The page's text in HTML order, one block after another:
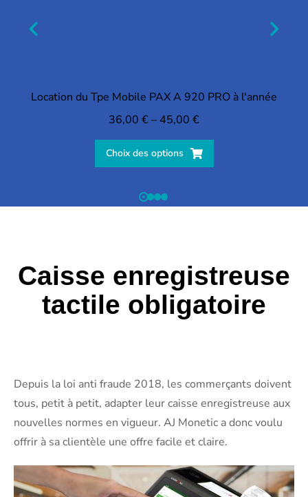
Location du Tpe Mobile PAX A 920 PRO à l'année
36,00€– 45,00€
Choix des options
Caisse enregistreuse
tactile obligatoire
Depuis la loi anti fraude 2018, les commerçants doivent
tous, petit à petit, adapter leur caisse enregistreuse aux
nouvelles normes en vigueur. AJ Monetic a donc voulu
offrir à sa clientèle une offre facile et claire.